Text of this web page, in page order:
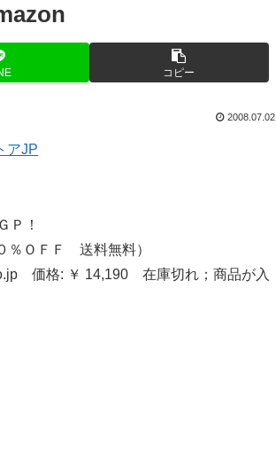
コピー
2008.07.02
Ｐ！
ＯＦＦ 送料無料）
価格: ￥ 14,190 在庫切れ；商品が入